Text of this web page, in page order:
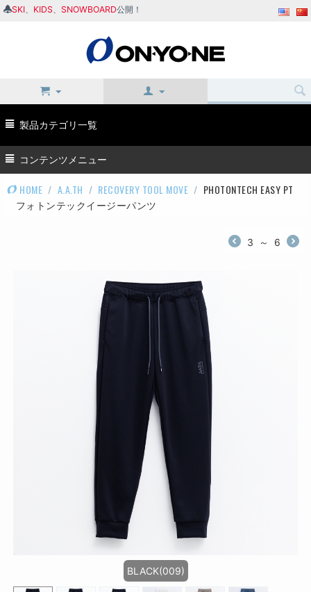
SKI KIDS SNOWBOARD公開！
製品カテゴリ一覧
コンテンツメニュー
HOME / A.A.TH / RECOVERY TOOL MOVE / PHOTONTECH EASY PT
フォトンテックイージーパンツ
3 ～ 6
BLACK(009)